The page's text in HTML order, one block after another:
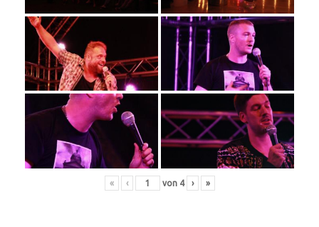
« ‹ von 4 › »